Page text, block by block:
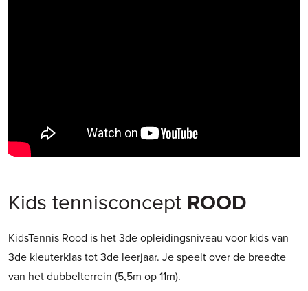
Kids tennisconcept ROOD
KidsTennis Rood is het 3de opleidingsniveau voor kids van
3de kleuterklas tot 3de leerjaar. Je speelt over de breedte
van het dubbelterrein (5,5m op 11m).